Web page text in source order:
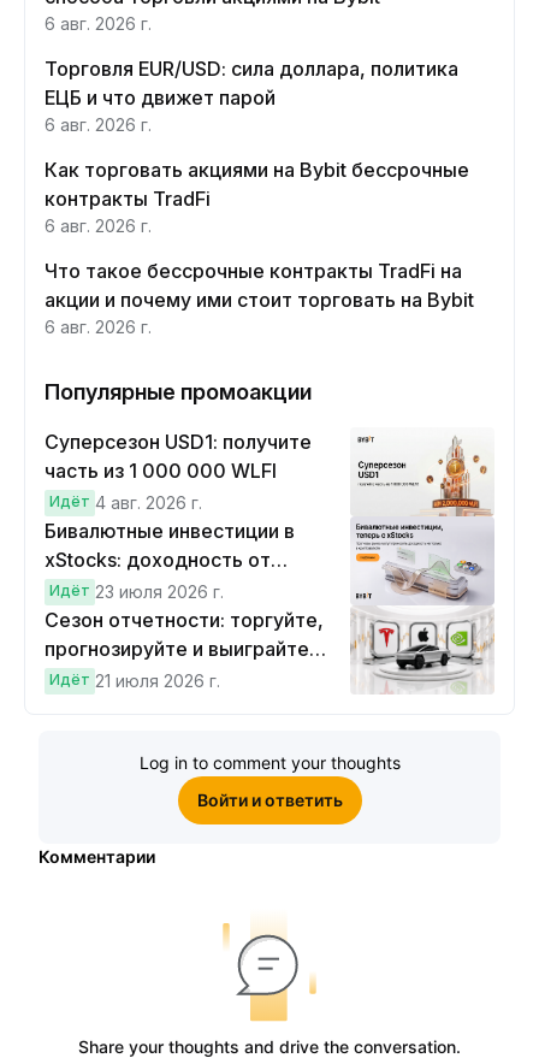
6 авг. 2026 г.
Торговля EUR/USD: сила доллара, политика
ЕЦБ и что движет парой
6 авг. 2026 г.
Как торговать акциями на Bybit бессрочные
контракты TradFi
6 авг. 2026 г.
Что такое бессрочные контракты TradFi на
акции и почему ими стоит торговать на Bybit
6 авг. 2026 г.
Популярные промоакции
Суперсезон USD1: получите
часть из 1 000 000 WLFI
Идёт 4 авг. 2026 г.
Бивалютные инвестиции в
xStocks: доходность от
прогнозов
Идёт 23 июля 2026 г.
Сезон отчетности: торгуйте,
прогнозируйте и выиграйте
Cybertruck!
Идёт 21 июля 2026 г.
Log in to comment your thoughts
Войти и ответить
Комментарии
Share your thoughts and drive the conversation.